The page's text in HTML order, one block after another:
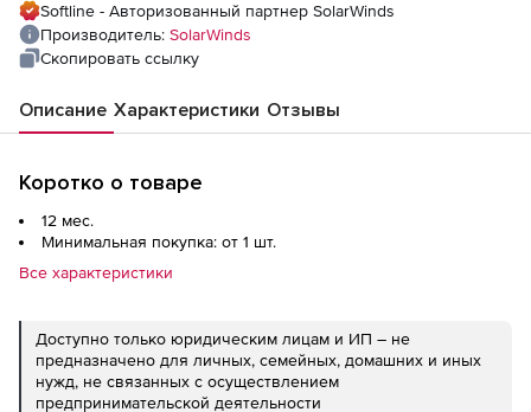
Softline - Авторизованный партнер SolarWinds
Производитель: SolarWinds
Скопировать ссылку
Описание Характеристики Отзывы
Коротко о товаре
12 мес.
Минимальная покупка: от 1 шт.
Все характеристики
Доступно только юридическим лицам и ИП – не
предназначено для личных, семейных, домашних и иных
нужд, не связанных с осуществлением
предпринимательской деятельности